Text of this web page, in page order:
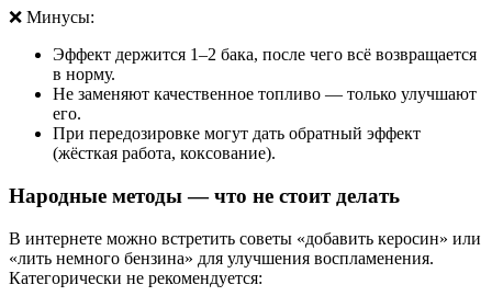
❌ Минусы:
Эффект держится 1–2 бака, после чего всё возвращается
в норму.
Не заменяют качественное топливо — только улучшают
его.
При передозировке могут дать обратный эффект
(жёсткая работа, коксование).
Народные методы — что не стоит делать
В интернете можно встретить советы «добавить керосин» или
«лить немного бензина» для улучшения воспламенения.
Категорически не рекомендуется: